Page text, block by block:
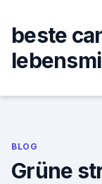
content
beste
BLOG
Grüne